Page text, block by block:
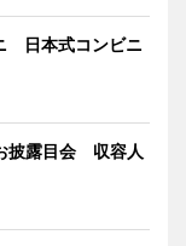
日本式コンビニ
披露目会 収容人